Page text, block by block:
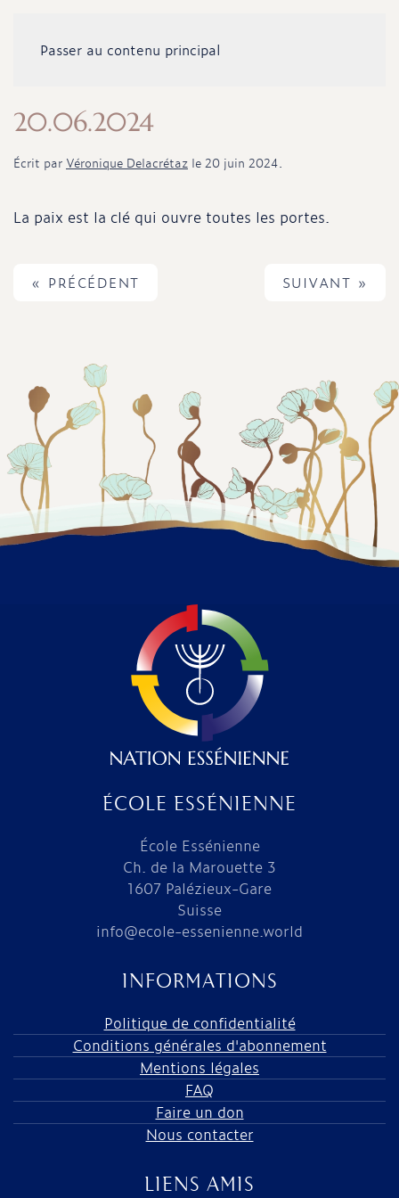
Passer au contenu principal
20.06.2024
Écrit par Véronique Delacrétaz le 20 juin 2024.
La paix est la clé qui ouvre toutes les portes.
« PRÉCÉDENT SUIVANT »
ÉCOLE ESSÉNIENNE
École Essénienne
Ch. de la Marouette 3
1607 Palézieux-Gare
Suisse
info@ecole-essenienne.world
INFORMATIONS
Politique de confidentialité
Conditions générales d'abonnement
Mentions légales
FAQ
Faire un don
Nous contacter
LIENS AMIS